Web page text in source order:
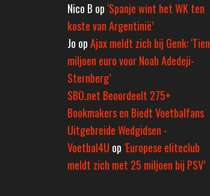
Nico B op ‘Spanje wint het WK ten
koste van Argentinië’
Jo opAjax meldt zich bij Genk: ‘Tien
miljoen euro voor Noah Adedeji-
Sternberg’
SBO.net Beoordeelt 275+
Bookmakers en Biedt Voetbalfans
Uitgebreide Wedgidsen -
Voetbal4U op ‘Europese eliteclub
meldt zich met 25 miljoen bij PSV’